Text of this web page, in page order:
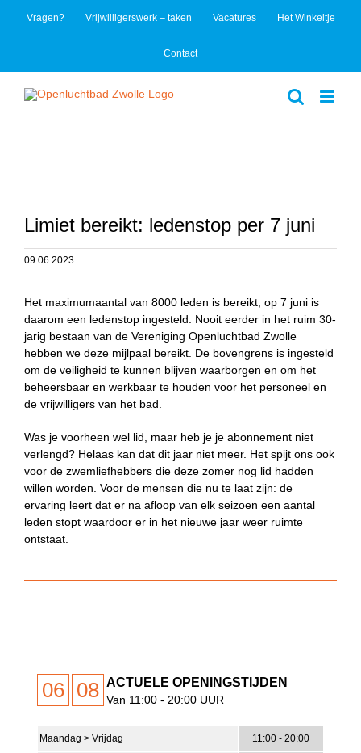
Vragen? Vrijwilligerswerk – taken Vacatures Het Winkeltje
Contact
Limiet bereikt: ledenstop per 7 juni
09.06.2023
Het maximumaantal van 8000 leden is bereikt, op 7 juni is
daarom een ledenstop ingesteld. Nooit eerder in het ruim 30-
jarig bestaan van de Vereniging Openluchtbad Zwolle
hebben we deze mijlpaal bereikt. De bovengrens is ingesteld
om de veiligheid te kunnen blijven waarborgen en om het
beheersbaar en werkbaar te houden voor het personeel en
de vrijwilligers van het bad.
Was je voorheen wel lid, maar heb je je abonnement niet
verlengd? Helaas kan dat dit jaar niet meer. Het spijt ons ook
voor de zwemliefhebbers die deze zomer nog lid hadden
willen worden. Voor de mensen die nu te laat zijn: de
ervaring leert dat er na afloop van elk seizoen een aantal
leden stopt waardoor er in het nieuwe jaar weer ruimte
ontstaat.
06 08 ACTUELE OPENINGSTIJDEN
Van 11:00 - 20:00 UUR
Maandag > Vrijdag 11:00 - 20:00